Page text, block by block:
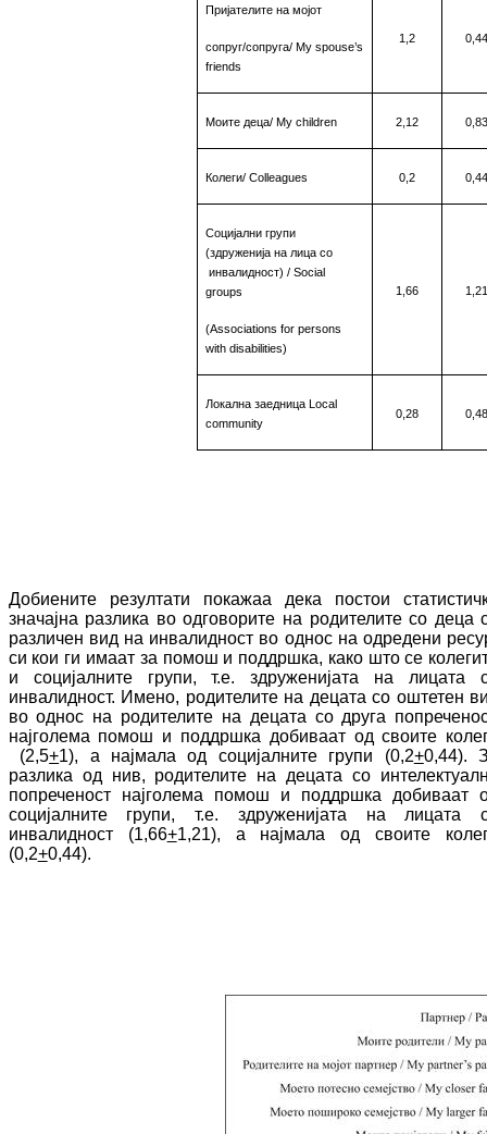
Пријателите на мојот
сопруг/сопруга/My spouse’s
friends
1,2 0,44
Моите деца/ My children 2,12 0,83
Колеги/ Colleagues 0,2 0,44
Социјални групи
(здруженија на лица со
инвалидност)/ Social
groups
(Associations for persons
with disabilities)
1,66 1,21
Локална заедница Local
community
0,28 0,48
Добиените резултати покажаа дека постои
значајна разлика воод­го­во­ри­те на родителите со деца
различен вид на инвалидност во однос на одредени
си кои ги имаат за помош и поддршка, како што се
и социјалните групи, т.е. здру­же­нијата на лицата
инвалидност. Имено, родителите на децата со оштетен
во однос на родителите на децата со друга
најголема помош и поддршка до­би­ваат од своите
(2,5+1), а најмала од социјалните групи (0,2+0,44).
разлика од нив, родителите на децата со
попреченост најголема помош и под­дрш­ка добиваат
социјалните групи, т.е. здру­же­нијата на лицата
инвалидност (1,66+1,21), а најмала од своите
(0,2+0,44).